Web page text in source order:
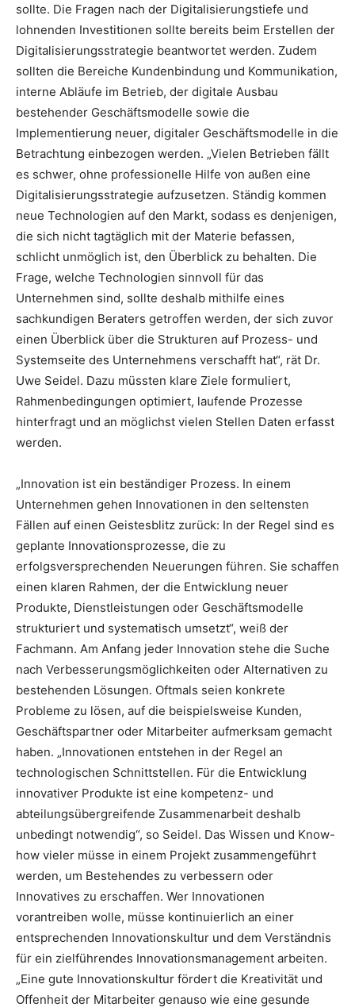
sollte. Die Fragen nach der Digitalisierungstiefe und
lohnenden Investitionen sollte bereits beim Erstellen der
Digitalisierungsstrategie beantwortet werden. Zudem
sollten die Bereiche Kundenbindung und Kommunikation,
interne Abläufe im Betrieb, der digitale Ausbau
bestehender Geschäftsmodelle sowie die
Implementierung neuer, digitaler Geschäftsmodelle in die
Betrachtung einbezogen werden. „Vielen Betrieben fällt
es schwer, ohne professionelle Hilfe von außen eine
Digitalisierungsstrategie aufzusetzen. Ständig kommen
neue Technologien auf den Markt, sodass es denjenigen,
die sich nicht tagtäglich mit der Materie befassen,
schlicht unmöglich ist, den Überblick zu behalten. Die
Frage, welche Technologien sinnvoll für das
Unternehmen sind, sollte deshalb mithilfe eines
sachkundigen Beraters getroffen werden, der sich zuvor
einen Überblick über die Strukturen auf Prozess- und
Systemseite des Unternehmens verschafft hat“, rät Dr.
Uwe Seidel. Dazu müssten klare Ziele formuliert,
Rahmenbedingungen optimiert, laufende Prozesse
hinterfragt und an möglichst vielen Stellen Daten erfasst
werden.
„Innovation ist ein beständiger Prozess. In einem
Unternehmen gehen Innovationen in den seltensten
Fällen auf einen Geistesblitz zurück: In der Regel sind es
geplante Innovationsprozesse, die zu
erfolgsversprechenden Neuerungen führen. Sie schaffen
einen klaren Rahmen, der die Entwicklung neuer
Produkte, Dienstleistungen oder Geschäftsmodelle
strukturiert und systematisch umsetzt“, weiß der
Fachmann. Am Anfang jeder Innovation stehe die Suche
nach Verbesserungsmöglichkeiten oder Alternativen zu
bestehenden Lösungen. Oftmals seien konkrete
Probleme zu lösen, auf die beispielsweise Kunden,
Geschäftspartner oder Mitarbeiter aufmerksam gemacht
haben. „Innovationen entstehen in der Regel an
technologischen Schnittstellen. Für die Entwicklung
innovativer Produkte ist eine kompetenz- und
abteilungsübergreifende Zusammenarbeit deshalb
unbedingt notwendig“, so Seidel. Das Wissen und Know-
how vieler müsse in einem Projekt zusammengeführt
werden, um Bestehendes zu verbessern oder
Innovatives zu erschaffen. Wer Innovationen
vorantreiben wolle, müsse kontinuierlich an einer
entsprechenden Innovationskultur und dem Verständnis
für ein zielführendes Innovationsmanagement arbeiten.
„Eine gute Innovationskultur fördert die Kreativität und
Offenheit der Mitarbeiter genauso wie eine gesunde